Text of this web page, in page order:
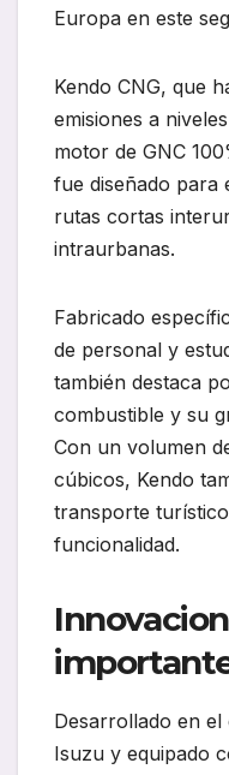
Europa en este
Kendo CNG, que
emisiones a
motor de GNC
fue diseñado para
rutas cortas
intraurbanas.
Fabricado
de personal y
también destaca
combustible y su
Con un volumen
cúbicos, Kendo
transporte
funcionalidad.
Desarrollado en
Isuzu y equipado